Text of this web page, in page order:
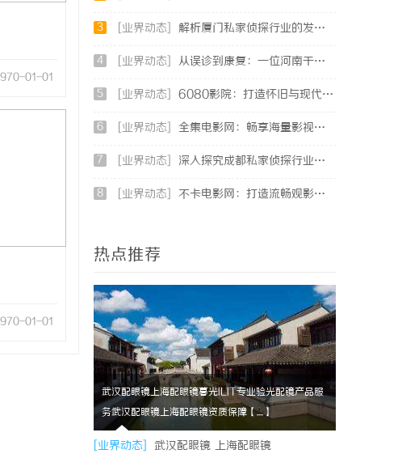
01-01
01-01
3 [业界动态] 解析厦门私家侦探行业的发展与服务优势全面指南
4 [业界动态] 从误诊到康复：一位河南干燥综合征患者的艰辛求医路
5 [业界动态] 6080影院：打造怀旧与现代影视体验的最佳选择
6 [业界动态] 全集电影网：畅享海量影视资源的最佳平台解析
7 [业界动态] 深入探究成都私家侦探行业的发展现状与服务优势
8 [业界动态] 不卡电影网：打造流畅观影体验的首选平台
热点推荐
武汉配眼镜上海配眼镜暮光ILIT专业验光配镜产品服
务武汉配眼镜上海配眼镜资质保障【....】
[业界动态] 武汉配眼镜 上海配眼镜